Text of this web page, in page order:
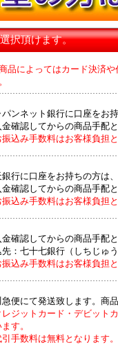
択頂けます。
品によってはカード決済
パンネット銀行に口座をお
金確認してからの商品手配と
込み手数料はお客様負担
行に口座をお持ちの方は
金確認してからの商品手配と
込み手数料はお客様負担
金確認してからの商品手配と
先：七十七銀行（しちじゅ
込み手数料はお客様負担
便にて発送致します。商
ジットカード・デビット
す。
手数料は無料となります。